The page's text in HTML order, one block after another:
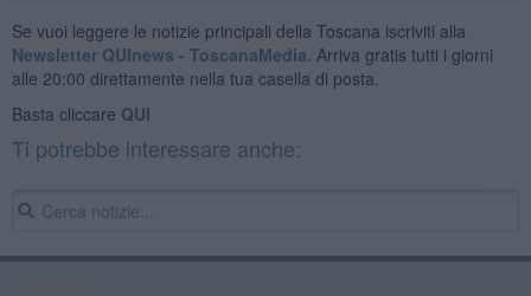
Se vuoi leggere le notizie principali della Toscana iscriviti alla
Newsletter QUInews - ToscanaMedia. Arriva gratis tutti i giorni
alle 20:00 direttamente nella tua casella di posta.
Basta cliccare QUI
Ti potrebbe interessare anche: